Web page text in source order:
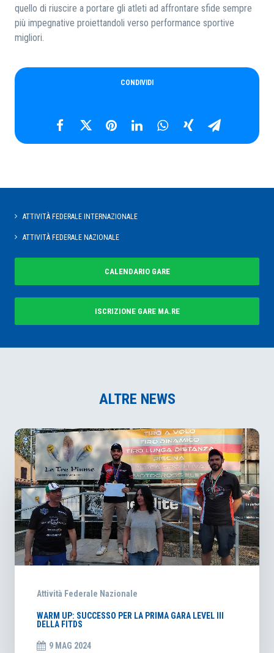
quello di riuscire a portare gli atleti ad affrontare sfide sempre
più impegnative proiettandoli verso performance sportive
migliori.
CONDIVIDI
ATTIVITÀ FEDERALE INTERNAZIONALE
ATTIVITÀ FEDERALE NAZIONALE
CALENDARIO GARE
ISCRIZIONE GARE MA.RE
ALTRE NEWS
Attività Federale Nazionale
WARM UP: SUCCESSO PER LA PRIMA GARA LEVEL III
DELLA FITDS
9 MAG 2024